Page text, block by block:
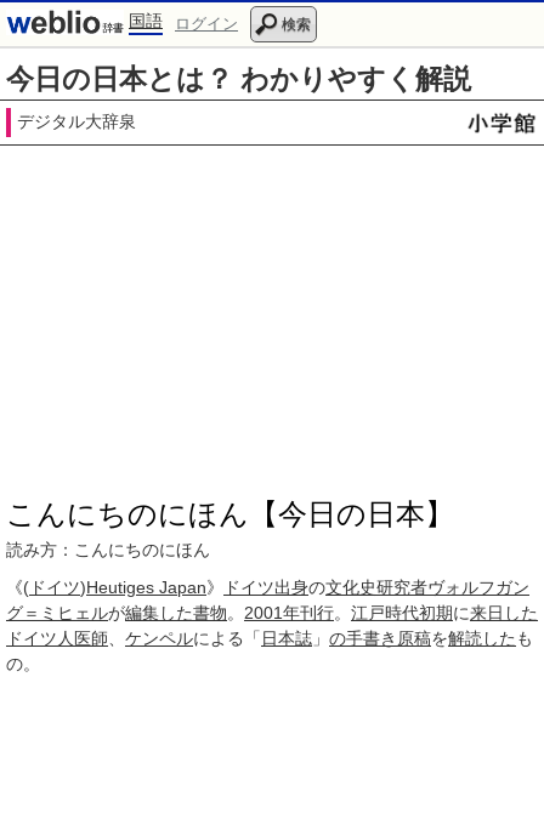
国語 ログイン 検索
今日の日本とは？ わかりやすく解説
デジタル大辞泉
こんにちのにほん【今日の日本】
読み方：こんにちのにほん
《( ドイツ)Heutiges Japan》 ドイツ出身の文化史研究者ヴォルフガン
グ＝ミヒェルが編集した書物。 2001年刊行。 江戸時代初期に来日した
ドイツ人 医師 ケンペルによる「 日本誌 」 の手書き 原稿を解読した も
の。